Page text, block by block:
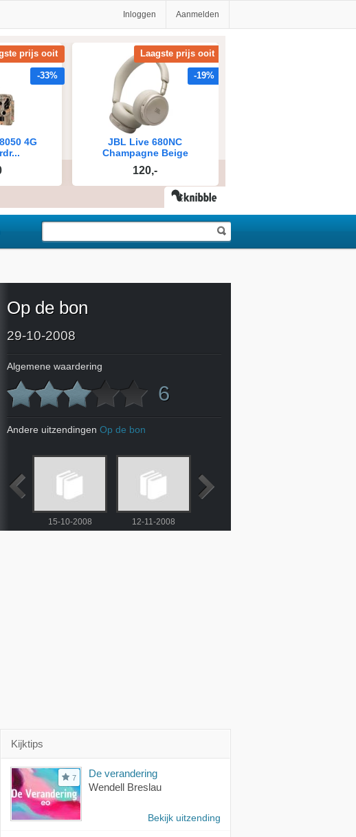
Inloggen Aanmelden
Op de bon
29-10-2008
Algemene waardering
6
Andere uitzendingen Op de bon
15-10-2008 12-11-2008
Kijktips
7
De verandering
Wendell Breslau
Bekijk uitzending